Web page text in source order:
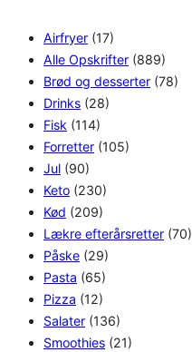
Airfryer (17)
Alle Opskrifter (889)
Brød og desserter (78)
Drinks (28)
Fisk (114)
Forretter (105)
Jul (90)
Keto (230)
Kød (209)
Lækre efterårsretter (70)
Påske (29)
Pasta (65)
Pizza (12)
Salater (136)
Smoothies (21)